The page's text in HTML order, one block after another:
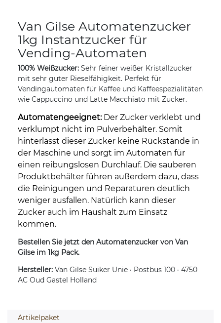
Van Gilse Automatenzucker
1kg Instantzucker für
Vending-Automaten
100% Weißzucker: Sehr feiner weißer Kristallzucker
mit sehr guter Rieselfähigkeit. Perfekt für
Vendingautomaten für Kaffee und Kaffeespezialitäten
wie Cappuccino und Latte Macchiato mit Zucker.
Automatengeeignet: Der Zucker verklebt und
verklumpt nicht im Pulverbehälter. Somit
hinterlässt dieser Zucker keine Rückstände in
der Maschine und sorgt im Automaten für
einen reibungslosen Durchlauf. Die sauberen
Produktbehälter führen außerdem dazu, dass
die Reinigungen und Reparaturen deutlich
weniger ausfallen. Natürlich kann dieser
Zucker auch im Haushalt zum Einsatz
kommen.
Bestellen Sie jetzt den Automatenzucker von Van
Gilse im 1kg Pack.
Hersteller: Van Gilse Suiker Unie · Postbus 100 · 4750
AC Oud Gastel Holland
Artikelpaket